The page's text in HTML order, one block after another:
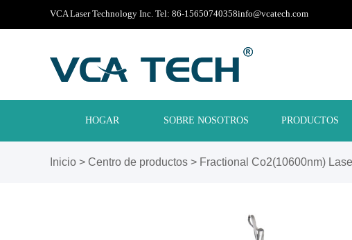
VCA Laser Technology Inc. Tel: 86-15650740358info@vcatech.com
HOGAR SOBRE NOSOTROS PRODUCTOS
Inicio > Centro de productos > Fractional Co2(10600nm)